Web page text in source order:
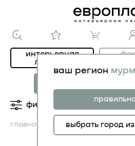
ваш регион
выбрать город
главная каталог ИНТЕРЬЕР
интерьерная
лепнина
МОДЕРНИСТИК
фильтры категории